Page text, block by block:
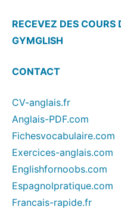
RECEVEZ DES COURS
GYMGLISH
CONTACT
CV-anglais.fr
Anglais-PDF.com
Fichesvocabulaire.com
Exercices-anglais.com
Englishfornoobs.com
Espagnolpratique.com
Francais-rapide.fr